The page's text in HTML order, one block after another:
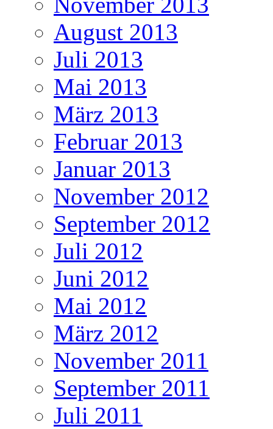
August 2013
Juli 2013
Mai 2013
März 2013
Februar 2013
Januar 2013
November 2012
September 2012
Juli 2012
Juni 2012
Mai 2012
März 2012
November 2011
September 2011
Juli 2011